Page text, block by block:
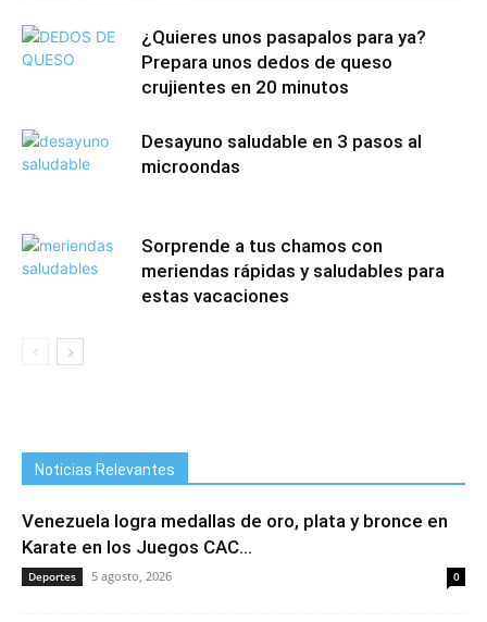
¿Quieres unos pasapalos para ya?
Prepara unos dedos de queso
crujientes en 20 minutos
Desayuno saludable en 3 pasos al
microondas
Sorprende a tus chamos con
meriendas rápidas y saludables para
estas vacaciones
Noticias Relevantes
Venezuela logra medallas de oro, plata y bronce en
Karate en los Juegos CAC...
Deportes 5 agosto, 2026 0